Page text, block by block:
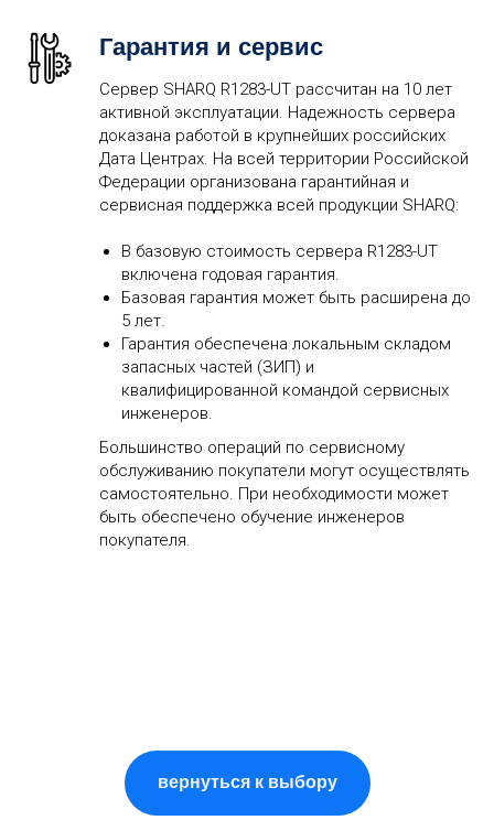
Гарантия и сервис
Сервер SHARQ R1283-UT рассчитан на 10 лет
активной эксплуатации. Надежность сервера
доказана работой в крупнейших российских
Дата Центрах. На всей территории Российской
Федерации организована гарантийная и
сервисная поддержка всей продукции SHARQ:
В базовую стоимость сервера R1283-UT
включена годовая гарантия.
Базовая гарантия может быть расширена до
5 лет.
Гарантия обеспечена локальным складом
запасных частей (ЗИП) и
квалифицированной командой сервисных
инженеров.
Большинство операций по сервисному
обслуживанию покупатели могут осуществлять
самостоятельно. При необходимости может
быть обеспечено обучение инженеров
покупателя.
вернуться к выбору